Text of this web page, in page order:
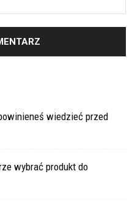
wiedzieć przed
wybrać produkt do